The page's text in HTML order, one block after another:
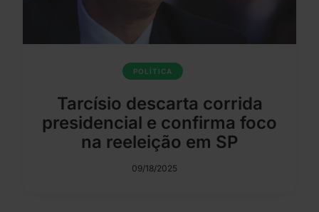
POLÍTICA
Tarcísio descarta corrida
presidencial e confirma foco
na reeleição em SP
09/18/2025